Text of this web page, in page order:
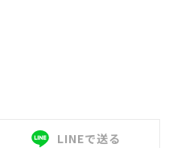
LINEで送る